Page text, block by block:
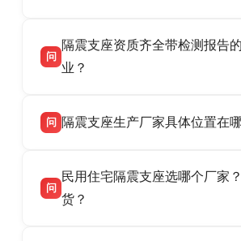
话：13323182312。
产厂家，可提供支座选型、图纸
供货、现场安装指导一站式服务，
话：13323182312。
问
隔震支座资质齐全带检测报告
业？
品资质齐全，每批次产品均配有
货，厂家电话：13323182312，
号北方工业基地。
问 隔震支座生产厂家具体位置在
高新区北方工业基地迎宾大街 9
支座源头工厂，生产 LRB 铅芯、
问
民用住宅隔震支座选哪个厂家
货？